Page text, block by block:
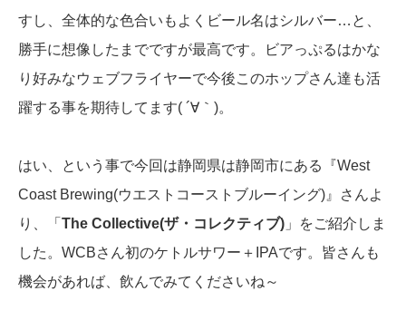
すし、全体的な色合いもよくビール名はシルバー…と、
勝手に想像したまでですが最高です。ビアっぷるはかな
り好みなウェブフライヤーで今後このホップさん達も活
躍する事を期待してます( ´∀｀)。
はい、という事で今回は静岡県は静岡市にある『West
Coast Brewing(ウエストコーストブルーイング)』さんよ
り、「 The Collective(ザ・コレクティブ) 」をご紹介しま
した。WCBさん初のケトルサワー＋IPAです。皆さんも
機会があれば、飲んでみてくださいね～